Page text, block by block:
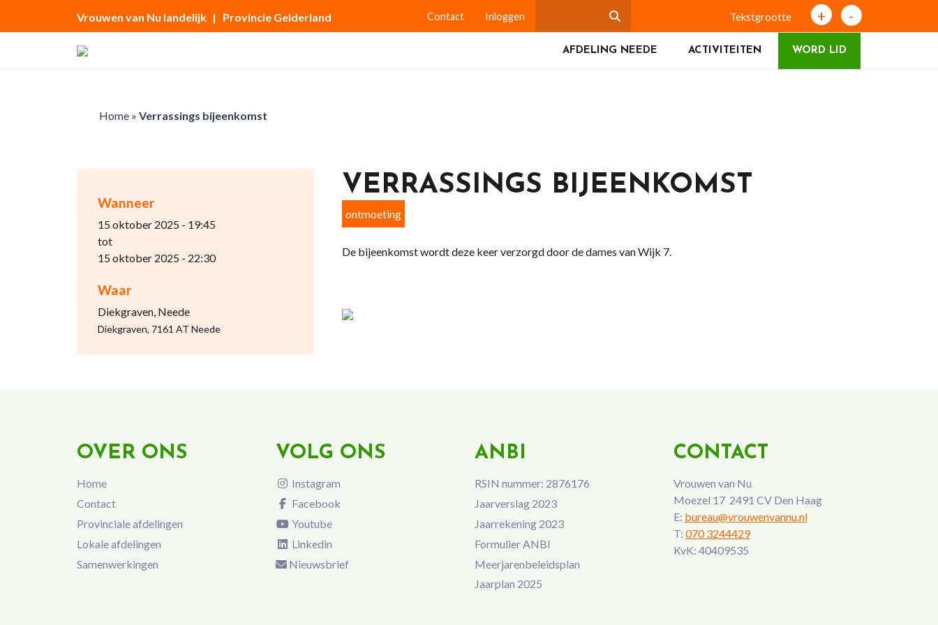
Vrouwen van Nu landelijk | Provincie Gelderland Contact Inloggen Tekstgrootte + -
AFDELING NEEDE ACTIVITEITEN WORD LID
Home» Verrassings bijeenkomst
Wanneer
15 oktober 2025 - 19:45
tot
15 oktober 2025 - 22:30
Waar
Diekgraven, Neede
Diekgraven, 7161 AT Neede
VERRASSINGS BIJEENKOMST
ontmoeting
De bijeenkomst wordt deze keer verzorgd door de dames van Wijk 7.
OVER ONS
Home
Contact
Provinciale afdelingen
Lokale afdelingen
Samenwerkingen
VOLG ONS
Instagram
Facebook
Youtube
Linkedin
Nieuwsbrief
ANBI
RSIN nummer: 2876176
Jaarverslag 2023
Jaarrekening 2023
Formulier ANBI
Meerjarenbeleidsplan
Jaarplan 2025
CONTACT
Vrouwen van Nu
Moezel 17 2491 CV Den Haag
E: bureau@vrouwenvannu.nl
T: 070 3244429
KvK: 40409535